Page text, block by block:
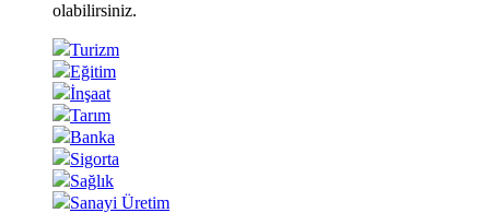
olabilirsiniz.
Turizm
Eğitim
İnşaat
Tarım
Banka
Sigorta
Sağlık
Sanayi Üretim